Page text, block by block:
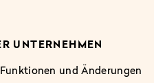
UNTERNEHMEN
und Änderungen